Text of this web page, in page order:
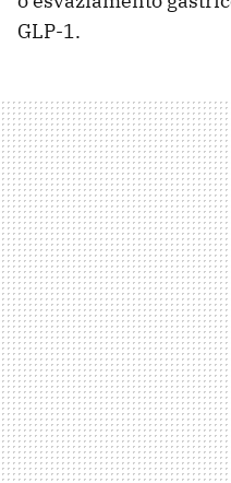
GLP-1.